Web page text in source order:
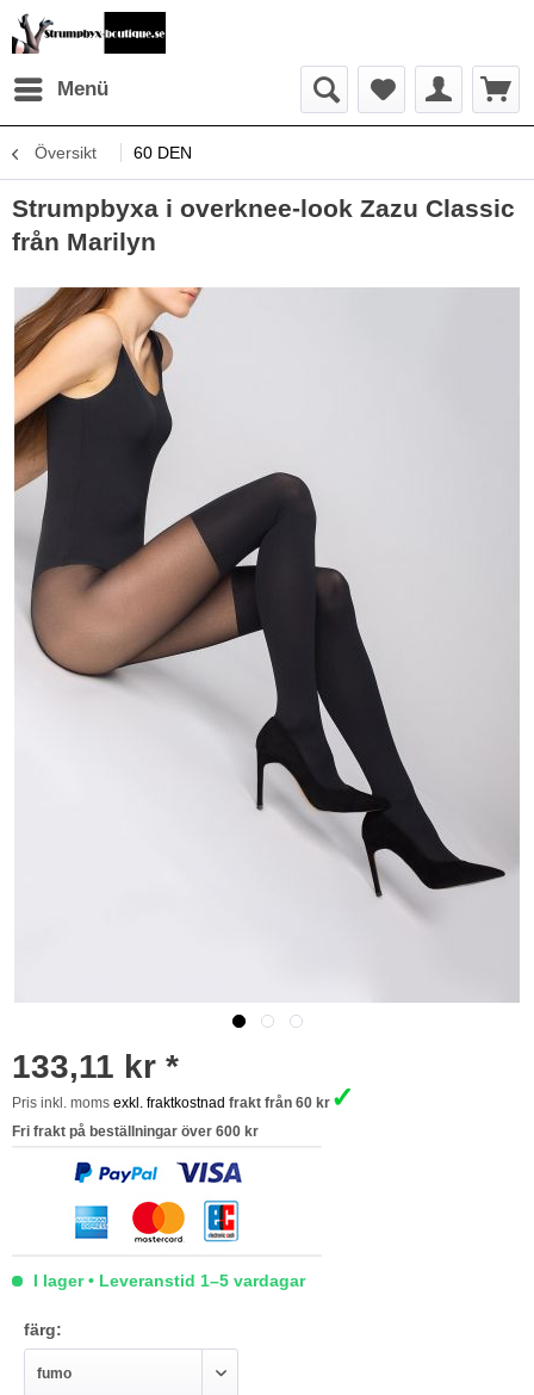
Menü
Översikt 60 DEN
Strumpbyxa i overknee-look Zazu Classic
från Marilyn
133,11 kr *
Pris inkl. moms exkl. fraktkostnad frakt från 60 kr ✓
Fri frakt på beställningar över 600 kr
I lager • Leveranstid 1–5 vardagar
färg: